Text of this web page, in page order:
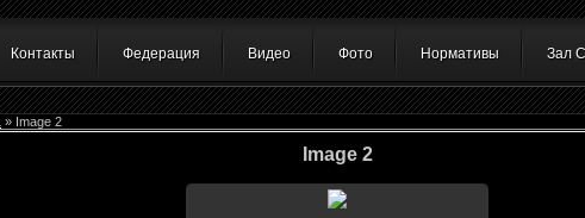
Контакты Федерация Видео Фото Нормативы Зал
» Image 2
Image 2